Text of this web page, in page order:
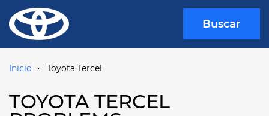
Buscar
Inicio Toyota Tercel
TOYOTA TERCEL